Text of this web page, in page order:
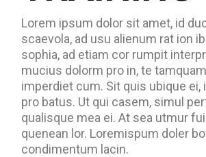
Lorem ipsum dolor sit amet, id
scaevola, ad usu alienum rat ion
sophia, ad etiam cor rumpit
mucius dolorm pro in, te
imperdiet cum. Sit quis ubique ei,
pro batus. Ut qui casem, simul
qualisque mea ei. At sea utmur
quenean lor. Loremispum doler
condimentum lacin.